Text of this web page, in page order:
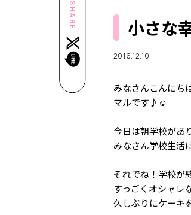
SHARE 小さな
2016.12.10
みなさんこんにち
マルです♪☺️
今日は朝学校があ
みなさん学校生活
それでね！学校が
すっごくオシャレ
久しぶりにケーキ